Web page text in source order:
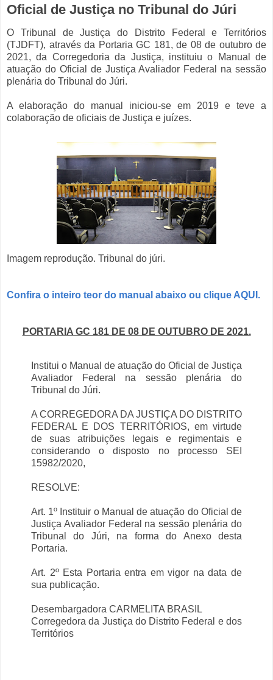
Oficial de Justiça no Tribunal do Júri
O Tribunal de Justiça do Distrito Federal e Territórios
(TJDFT), através da Portaria GC 181, de 08 de outubro de
2021, da Corregedoria da Justiça, instituiu o Manual de
atuação do Oficial de Justiça Avaliador Federal na sessão
plenária do Tribunal do Júri.
A elaboração do manual iniciou-se em 2019 e teve a
colaboração de oficiais de Justiça e juízes.
Imagem reprodução. Tribunal do júri.
Confira o inteiro teor do manual abaixo ou clique AQUI.
PORTARIA GC 181 DE 08 DE OUTUBRO DE 2021.
Institui o Manual de atuação do Oficial de Justiça
Avaliador Federal na sessão plenária do
Tribunal do Júri.
A CORREGEDORA DA JUSTIÇA DO DISTRITO
FEDERAL E DOS TERRITÓRIOS, em virtude
de suas atribuições legais e regimentais e
considerando o disposto no processo SEI
15982/2020,
RESOLVE:
Art. 1º Instituir o Manual de atuação do Oficial de
Justiça Avaliador Federal na sessão plenária do
Tribunal do Júri, na forma do Anexo desta
Portaria.
Art. 2º Esta Portaria entra em vigor na data de
sua publicação.
Desembargadora CARMELITA BRASIL
Corregedora da Justiça do Distrito Federal e dos
Territórios